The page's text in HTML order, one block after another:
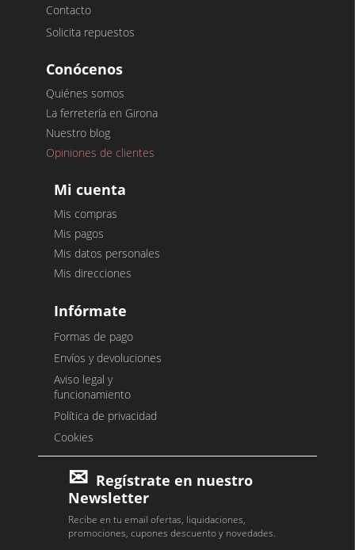
Contacto
Solicita repuestos
Conócenos
Quiénes somos
La ferretería en Girona
Nuestro blog
Opiniones de clientes
Mi cuenta
Mis compras
Mis pagos
Mis datos personales
Mis direcciones
Infórmate
Formas de pago
Envíos y devoluciones
Aviso legal y
funcionamiento
Política de privacidad
Cookies
Regístrate en nuestro
Newsletter
Recibe en tu email ofertas, liquidaciones,
promociones, cupones descuento y novedades.